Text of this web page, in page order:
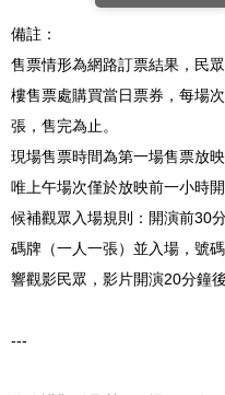
備註：
售票情形為網路訂票結果，民
樓售票處購買當日票券，每場
張，售完為止。
現場售票時間為第一場售票放
唯上午場次僅於放映前一小時
候補觀眾入場規則：開演前30
碼牌（一人一張）並入場，號
響觀影民眾，影片開演20分鐘後
---